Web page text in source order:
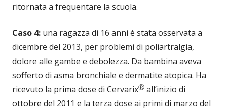
ritornata a frequentare la scuola.
Caso 4: una ragazza di 16 anni è stata osservata a
dicembre del 2013, per problemi di poliartralgia,
dolore alle gambe e debolezza. Da bambina aveva
sofferto di asma bronchiale e dermatite atopica. Ha
ricevuto la prima dose di CervarixⓇ all’inizio di
ottobre del 2011 e la terza dose ai primi di marzo del